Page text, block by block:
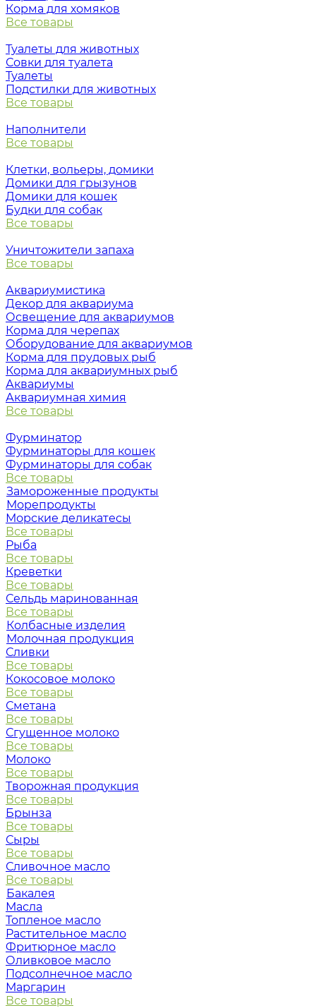
Корма для хомяков
Все товары
Туалеты для животных
Совки для туалета
Туалеты
Подстилки для животных
Все товары
Наполнители
Все товары
Клетки, вольеры, домики
Домики для грызунов
Домики для кошек
Будки для собак
Все товары
Уничтожители запаха
Все товары
Аквариумистика
Декор для аквариума
Освещение для аквариумов
Корма для черепах
Оборудование для аквариумов
Корма для прудовых рыб
Корма для аквариумных рыб
Аквариумы
Аквариумная химия
Все товары
Фурминатор
Фурминаторы для кошек
Фурминаторы для собак
Все товары
Замороженные продукты
Морепродукты
Морские деликатесы
Все товары
Рыба
Все товары
Креветки
Все товары
Сельдь маринованная
Все товары
Колбасные изделия
Молочная продукция
Сливки
Все товары
Кокосовое молоко
Все товары
Сметана
Все товары
Сгущенное молоко
Все товары
Молоко
Все товары
Творожная продукция
Все товары
Брынза
Все товары
Сыры
Все товары
Сливочное масло
Все товары
Бакалея
Масла
Топленое масло
Растительное масло
Фритюрное масло
Оливковое масло
Подсолнечное масло
Маргарин
Все товары